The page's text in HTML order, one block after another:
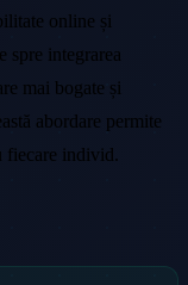
online și
spre integrarea
mai bogate și
abordare permite
fiecare individ.